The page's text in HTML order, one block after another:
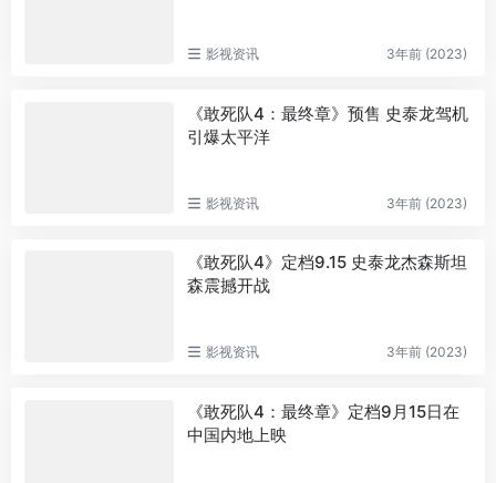
影视资讯 3年前 (2023)
《敢死队4：最终章》预售 史泰龙驾机
引爆太平洋
影视资讯 3年前 (2023)
《敢死队4》定档9.15 史泰龙杰森斯坦
森震撼开战
影视资讯 3年前 (2023)
《敢死队4：最终章》定档9月15日在
中国内地上映